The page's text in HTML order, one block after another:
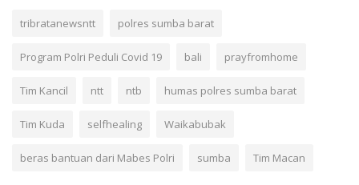
tribratanewsntt polres sumba barat
Program Polri Peduli Covid 19 bali prayfromhome
Tim Kancil ntt ntb humas polres sumba barat
Tim Kuda selfhealing Waikabubak
beras bantuan dari Mabes Polri sumba Tim Macan